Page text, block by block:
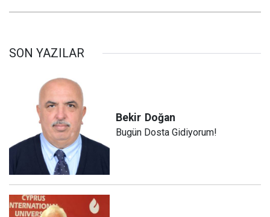
SON YAZILAR
Bekir Doğan
Bugün Dosta Gidiyorum!